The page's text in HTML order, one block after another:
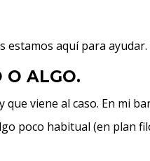
aquí para
O ALGO.
viene al caso. En mi
poco habitual (en plan